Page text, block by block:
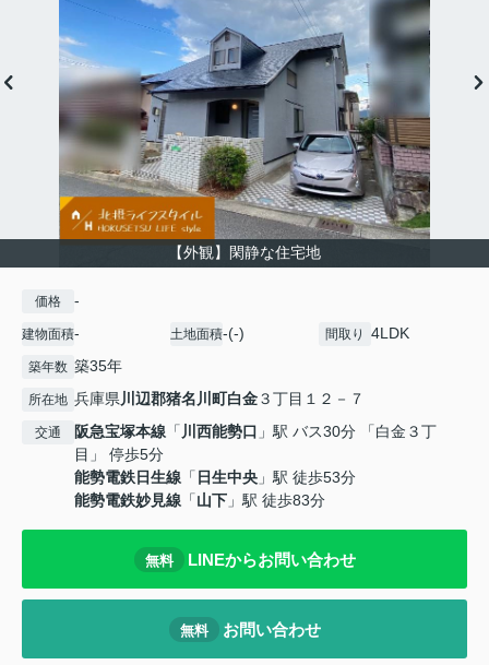
【外観】閑静な住宅地
価格 -
建物面積- 土地面積-(-) 間取り 4LDK
築年数 築35年
所在地 兵庫県川辺郡猪名川町白金３丁目１２－７
交通 阪急宝塚本線 「 川西能勢口 」駅 バス30分 「白金３丁
目」 停歩5分
能勢電鉄日生線 「 日生中央 」駅 徒歩53分
能勢電鉄妙見線 「山下 」駅 徒歩83分
無料 LINEからお問い合わせ
無料 お問い合わせ